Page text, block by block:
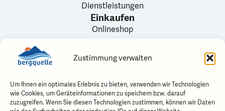
Zustimmung verwalten
Um Ihnen ein optimales Erlebnis zu bieten, verwenden wir Technologien
wie Cookies, um Geräteinformationen zu speichern bzw. darauf
zuzugreifen. Wenn Sie diesen Technologien zustimmen, können wir Daten
Dienstleistungen
Einkaufen
Onlineshop
Mein Konto
Kontakt
Bergquelle